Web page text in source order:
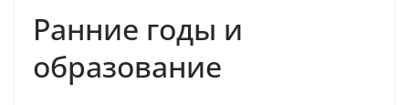
Ранние годы и
образование